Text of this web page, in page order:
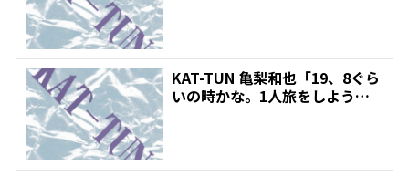
KAT-TUN 亀梨和也「19、8ぐら
いの時かな。1人旅をしようと